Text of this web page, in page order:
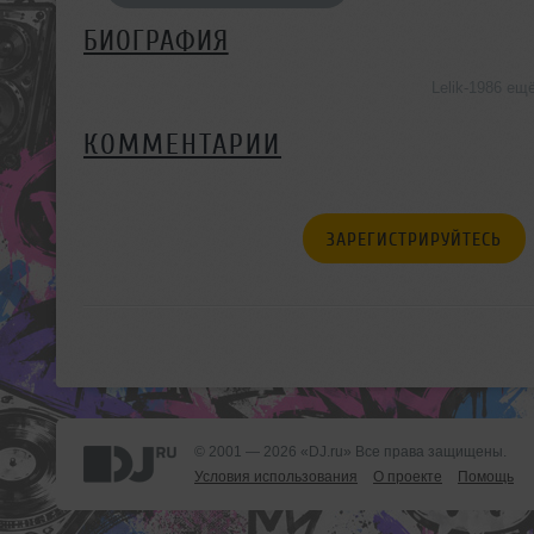
БИОГРАФИЯ
КОММЕНТАРИИ
ЗАРЕГИСТРИРУЙТЕСЬ
© 2001 — 2026 «DJ.ru» Все права защищены.
Условия использования
О проекте Помощь